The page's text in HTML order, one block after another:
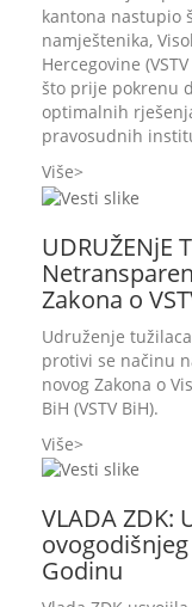
kantona nastupio
namještenika,
Hercegovine
što prije pokrenu
optimalnih
pravosudnih
Više
UDRUŽENjE
Zakona o
Udruženje
protivi se načinu
novog Zakona o
BiH (VSTV BiH).
Više
VLADA ZDK:
Godinu